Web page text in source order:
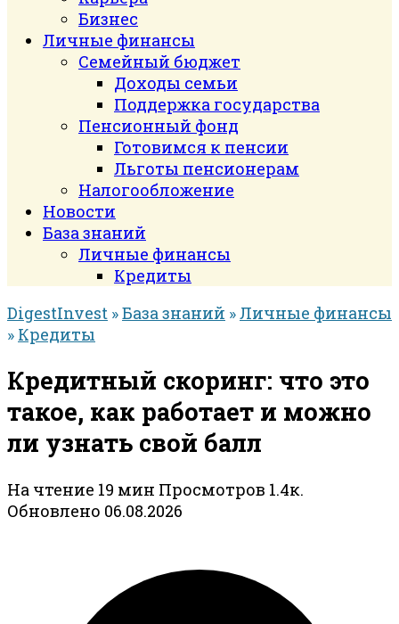
Бизнес
Личные финансы
Семейный бюджет
Доходы семьи
Поддержка государства
Пенсионный фонд
Готовимся к пенсии
Льготы пенсионерам
Налогообложение
Новости
База знаний
Личные финансы
Кредиты
DigestInvest »База знаний »Личные финансы
» Кредиты
Кредитный скоринг: что это
такое, как работает и можно
ли узнать свой балл
На чтение 19 мин Просмотров 1.4к.
Обновлено 06.08.2026